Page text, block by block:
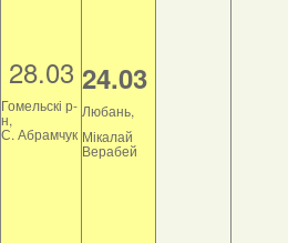
28.03
Гомельскі р-
н,
С. Абрамчук
24.03
Любань,
Мікалай
Верабей